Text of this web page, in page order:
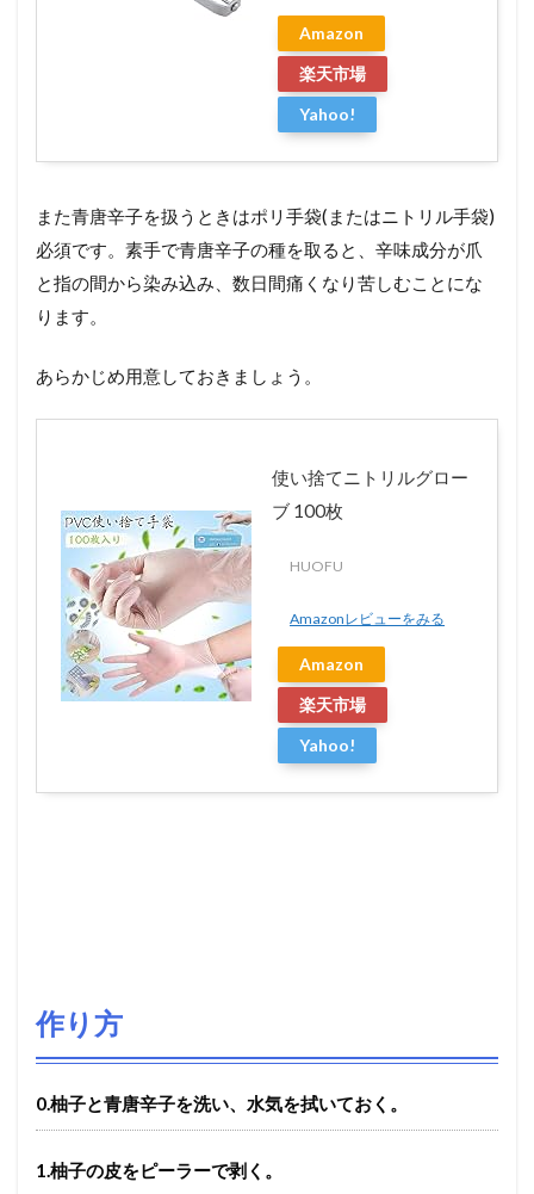
Amazon
楽天市場
Yahoo!
また青唐辛子を扱うときはポリ手袋(またはニトリル手袋)
必須です。素手で青唐辛子の種を取ると、辛味成分が爪
と指の間から染み込み、数日間痛くなり苦しむことにな
ります。
あらかじめ用意しておきましょう。
使い捨てニトリルグロー
ブ 100枚
HUOFU
Amazonレビューをみる
Amazon
楽天市場
Yahoo!
作り方
0.柚子と青唐辛子を洗い、水気を拭いておく。
1.柚子の皮をピーラーで剥く。